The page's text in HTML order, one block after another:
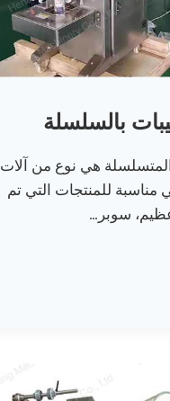
بالسلسلة
المتسلسلة هي نوع من آلات
مناسبة للمنتجات التي تم
سوبر…